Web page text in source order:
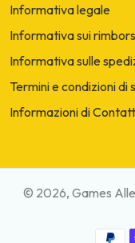
Informativa legale
Informativa sui
Informativa sulle
Termini e condizioni di
Informazioni di
© 2026, Games